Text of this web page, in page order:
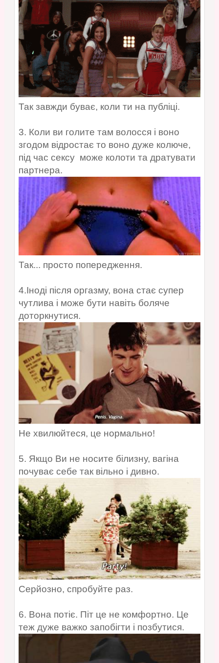
Так завжди буває, коли ти на публіці.
3. Коли ви голите там волосся і воно
згодом відростає то воно дуже колюче,
під час сексу може колоти та дратувати
партнера.
Так... просто попередження.
4.Іноді після оргазму, вона стає супер
чутлива і може бути навіть боляче
доторкнутися.
Не хвилюйтеся, це нормально!
5. Якщо Ви не носите білизну, вагіна
почуває себе так вільно і дивно.
Серйозно, спробуйте раз.
6. Вона потіє. Піт це не комфортно. Це
теж дуже важко запобігти і позбутися.